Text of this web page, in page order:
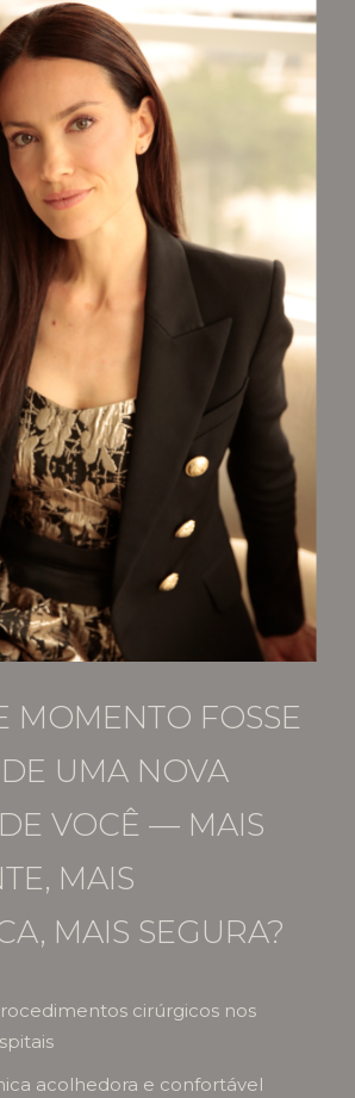
MOMENTO FOSSE
UMA NOVA
VOCÊ — MAIS
MAIS
MAIS SEGURA?
cirúrgicos nos
acolhedora e confortável